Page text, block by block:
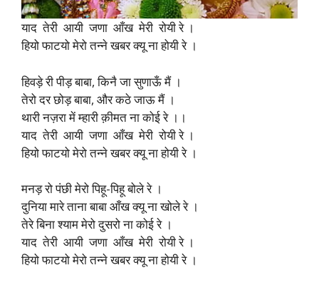
याद तेरी आयी जणा आँख मेरी रोयी रे ।
हियो फाटयो मेरो तन्ने खबर क्यू ना होयी रे ।
हिवड़े री पीड़ बाबा, किनै जा सुणाऊँ मैं ।
तेरो दर छोड़ बाबा, और कठे जाऊ मैं ।
थारी नज़रा में म्हारी क़ीमत ना कोई रे ।।
याद तेरी आयी जणा आँख मेरी रोयी रे ।
हियो फाटयो मेरो तन्ने खबर क्यू ना होयी रे ।
मनड़ रो पंछी मेरो पिहू-पिहू बोले रे ।
दुनिया मारे ताना बाबा आँख क्यू ना खोले रे ।
तेरे बिना श्याम मेरो दुसरो ना कोई रे ।
याद तेरी आयी जणा आँख मेरी रोयी रे ।
हियो फाटयो मेरो तन्ने खबर क्यू ना होयी रे ।